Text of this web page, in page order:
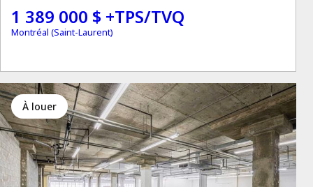
1 389 000 $ +TPS/TVQ
Montréal (Saint-Laurent)
à louer